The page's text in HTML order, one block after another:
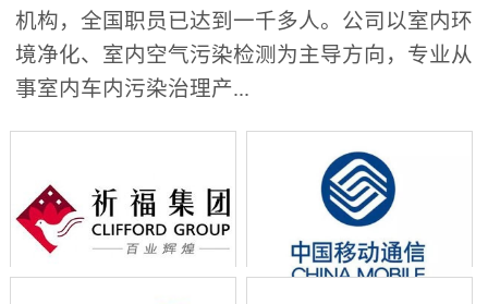
机构，全国职员已达到一千多人。公司以室内环
境净化、室内空气污染检测为主导方向，专业从
事室内车内污染治理产...